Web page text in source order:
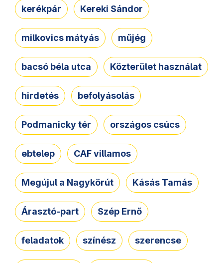
kerékpár Kereki Sándor
milkovics mátyás műjég
bacsó béla utca Közterület használat
hirdetés befolyásolás
Podmanicky tér országos csúcs
ebtelep CAF villamos
Megújul a Nagykörút Kásás Tamás
Árasztó-part Szép Ernő
feladatok színész szerencse